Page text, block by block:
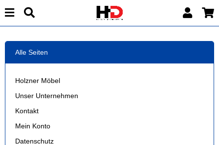
Alle Seiten
Holzner Möbel
Unser Unternehmen
Kontakt
Mein Konto
Datenschutz